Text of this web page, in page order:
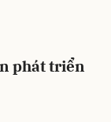
phát triển